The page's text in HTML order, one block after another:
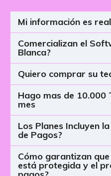
Mi información es
Comercializan el
Blanca?
Quiero comprar su
Hago mas de 10.000
mes
Los Planes Incluyen
de Pagos?
Cómo garantizan
está protegida y el